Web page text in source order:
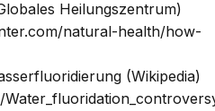
Heilungszentrum)
natural-health/how-
(Wikipedia)